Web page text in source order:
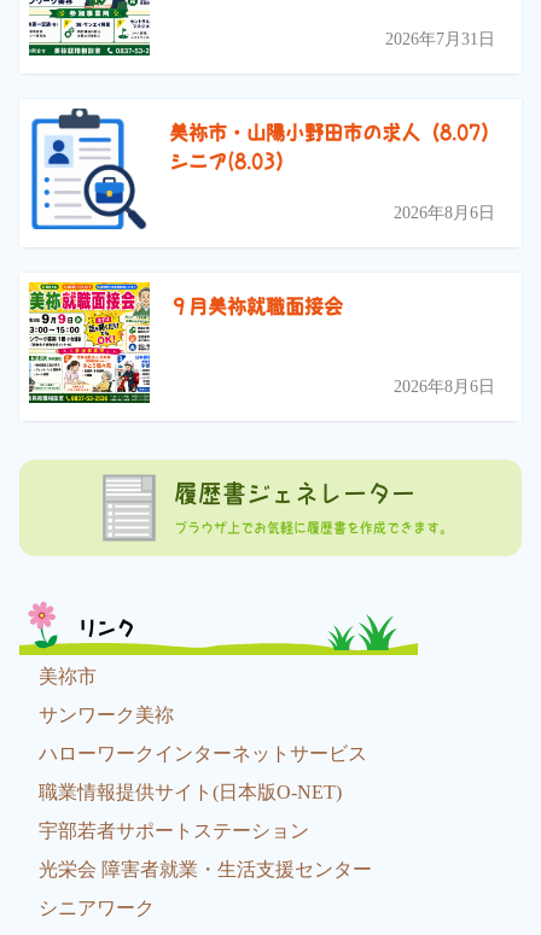
2026年7月31日
美祢市・山陽小野田市の求人（8.07）
シニア(8.03）
2026年8月6日
９月美祢就職面接会
2026年8月6日
履歴書ジェネレーター
ブラウザ上でお気軽に履歴書を作成できます。
リンク
美祢市
サンワーク美祢
ハローワークインターネットサービス
職業情報提供サイト(日本版O-NET)
宇部若者サポートステーション
光栄会 障害者就業・生活支援センター
シニアワーク